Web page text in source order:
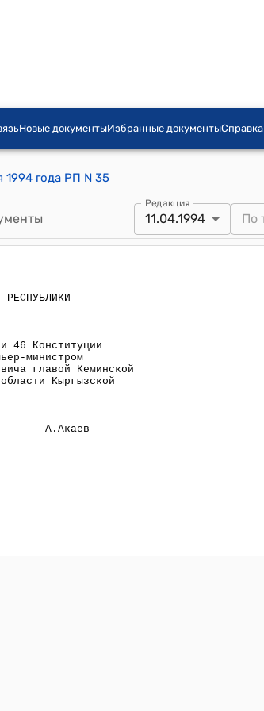
Новые документыИзбранные документыСправка
1994 года РП N 35
Редакция
11.04.1994